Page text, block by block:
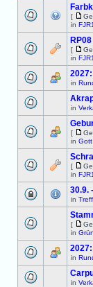
[
in
[
in
in
in
[
in
[
in
30.9.
in
[
in
in
in